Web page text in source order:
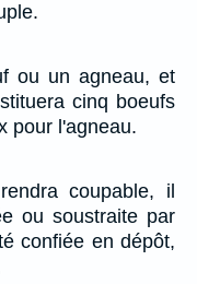
ou un agneau, et
cinq boeufs
pour l'agneau.
coupable, il
ou soustraite par
confiée en dépôt,